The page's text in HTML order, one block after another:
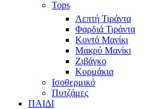
Tops
Λεπτή Τιράντα
Φαρδιά Τιράντα
Κοντό Μανίκι
Μακρύ Μανίκι
Ζιβάγκο
Κορμάκια
Ισοθερμικό
Πυτζάμες
ΠΑΙΔΙ